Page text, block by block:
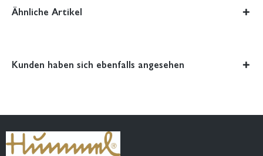
Ähnliche Artikel
Kunden haben sich ebenfalls angesehen